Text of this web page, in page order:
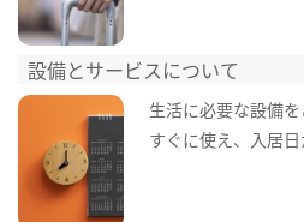
設備とサービスについて
生活に必要な設備
すぐに使え、入居日